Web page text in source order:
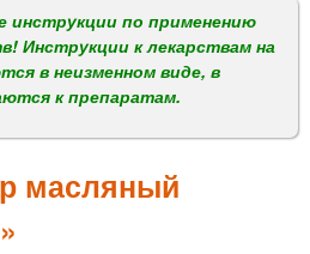
инструкции по применению
Инструкции к лекарствам на
в неизменном виде, в
к препаратам.
масляный